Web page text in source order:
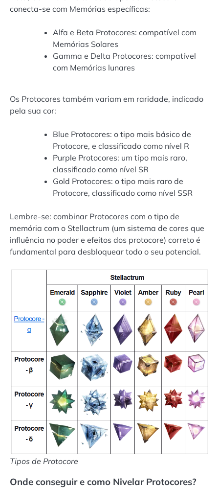
conecta-se com Memórias específicas:
Alfa e Beta Protocores: compatível com
Memórias Solares
Gamma e Delta Protocores: compatível
com Memórias lunares
Os Protocores também variam em raridade, indicado
pela sua cor:
Blue Protocores: o tipo mais básico de
Protocore, e classificado como nível R
Purple Protocores: um tipo mais raro,
classificado como nível SR
Gold Protocores: o tipo mais raro de
Protocore, classificado como nível SSR
Lembre-se: combinar Protocores com o tipo de
memória com o Stellactrum (um sistema de cores que
influência no poder e efeitos dos protocore) correto é
fundamental para desbloquear todo o seu potencial.
Tipos de Protocore
Onde conseguir e como Nivelar Protocores?